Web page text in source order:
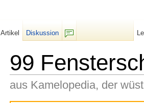
99
aus Kamelopedia, der
Artikel
Diskussion